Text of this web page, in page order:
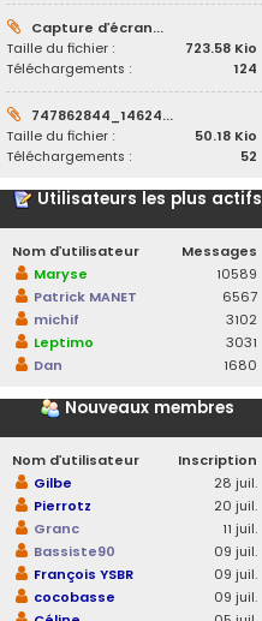
Capture d’écran...
Taille du fichier :
723.58 Kio
Téléchargements :
124
747862844_14624...
Taille du fichier :
50.18 Kio
Téléchargements :
52
Utilisateurs les plus actifs
Nom d’utilisateur
Messages
Maryse
10589
Patrick MANET
6567
michif
3102
Leptimo
3031
Dan
1680
Nouveaux membres
Nom d’utilisateur
Inscription
Gilbe
28 juil.
Pierrotz
20 juil.
Granc
11 juil.
Bassiste90
09 juil.
François YSBR
09 juil.
cocobasse
09 juil.